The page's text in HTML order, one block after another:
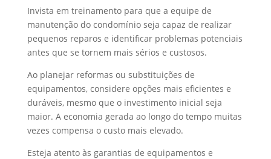
Invista em treinamento para que a equipe de
manutenção do condomínio seja capaz de realizar
pequenos reparos e identificar problemas potenciais
antes que se tornem mais sérios e custosos.
Ao planejar reformas ou substituições de
equipamentos, considere opções mais eficientes e
duráveis, mesmo que o investimento inicial seja
maior. A economia gerada ao longo do tempo muitas
vezes compensa o custo mais elevado.
Esteja atento às garantias de equipamentos e